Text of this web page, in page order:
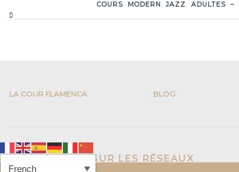
COURS MODERN JAZZ ADULTES –
LA COUR FLAMENCA BLOG
SUIVEZ-NOUS SUR LES RÉSEAUX